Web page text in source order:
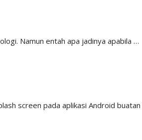
Namun entah apa jadinya apabila …
screen pada aplikasi Android buatan